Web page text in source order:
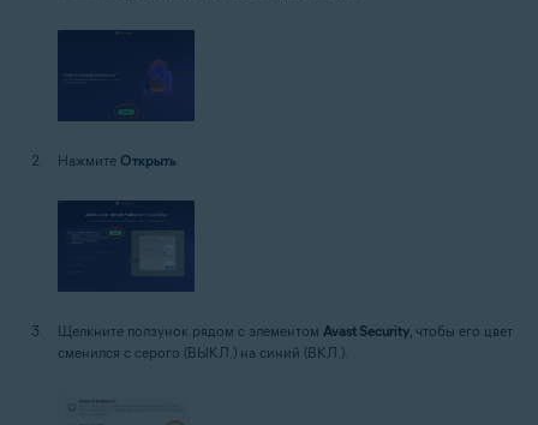
Нажмите Открыть.
Щелкните ползунок рядом с элементом Avast Security, чтобы его цвет
сменился с серого (ВЫКЛ.) на синий (ВКЛ.).